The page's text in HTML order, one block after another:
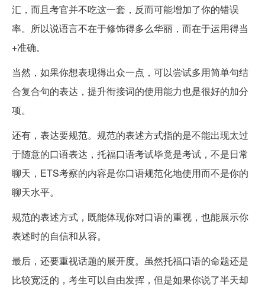
汇，而且考官并不吃这一套，反而可能增加了你的错误
率。所以说语言不在于修饰得多么华丽，而在于运用得当
+准确。
当然，如果你想表现得出众一点，可以尝试多用简单句结
合复合句的表达，提升衔接词的使用能力也是很好的加分
项。
还有，表达要规范。规范的表述方式指的是不能出现太过
于随意的口语表达，托福口语考试毕竟是考试，不是日常
聊天，ETS考察的内容是你口语规范化地使用而不是你的
聊天水平。
规范的表述方式，既能体现你对口语的重视，也能展示你
表述时的自信和从容。
最后，还要重视话题的展开度。虽然托福口语的命题还是
比较宽泛的，考生可以自由发挥，但是如果你说了半天却